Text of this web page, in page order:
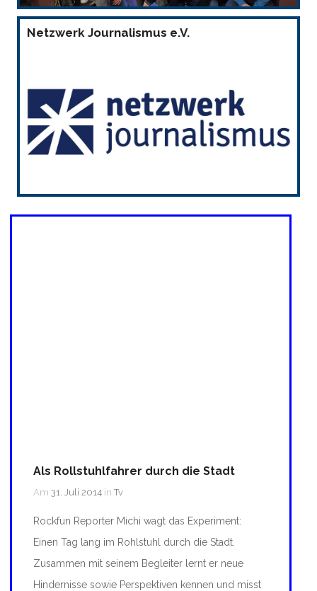
Netzwerk Journalismus e.V.
Als Rollstuhlfahrer durch die Stadt
Am 31. Juli 2014 inTv
Rockfun Reporter Michi wagt das Experiment:
Einen Tag lang im Rohlstuhl durch die Stadt.
Zusammen mit seinem Begleiter lernt er neue
Hindernisse sowie Perspektiven kennen und misst